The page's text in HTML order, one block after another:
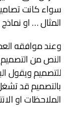
سواء كانت
المثال … او
وعند موافقه
النص من
للتصميم ويقول
بالتصميم قد
الملاحظات او